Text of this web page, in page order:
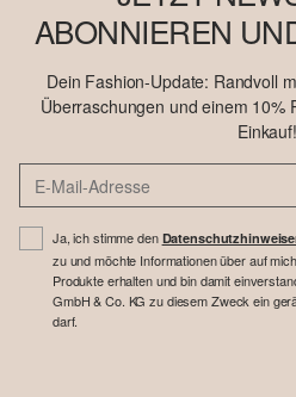
ABONNIEREN
Dein Fashion-Update: Randvoll
Überraschungen und einem 10%
Einkauf!
Ja, ich stimme den
zu und möchte Informationen über auf
Produkte erhalten und bin damit
GmbH & Co. KG zu diesem Zweck ein
darf.